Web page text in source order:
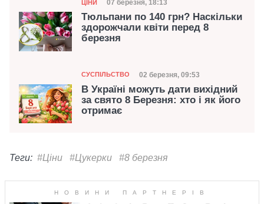
Категорія
ЦІНИ Дата публікації
07 березня, 18:13
Тюльпани по 140 грн? Наскільки
здорожчали квіти перед 8
березня
Категорія
СУСПІЛЬСТВО Дата публікації
02 березня, 09:53
В Україні можуть дати вихідний
за свято 8 Березня: хто і як його
отримає
Теги: #Ціни #Цукерки #8 березня